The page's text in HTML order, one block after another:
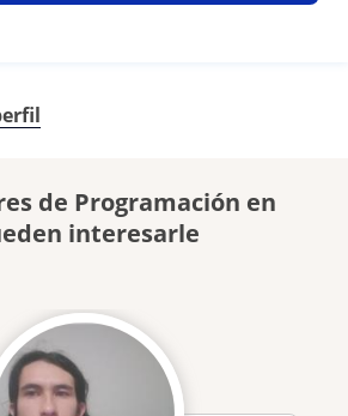
de Programación en
interesarle